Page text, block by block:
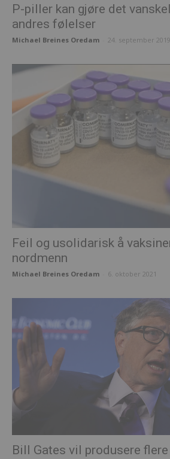
P-piller kan gjøre det
andres følelser
Michael Breines Oredam 24. september 2019
Feil og usolidarisk å
nordmenn
Michael Breines Oredam 6. oktober 2021
Bill Gates vil produsere